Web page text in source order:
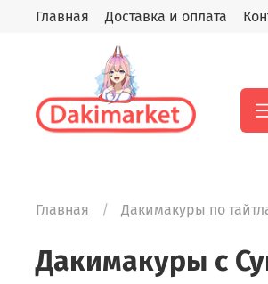
Главная Доставка и оплата
Главная Дакимакуры по
Дакимакуры с